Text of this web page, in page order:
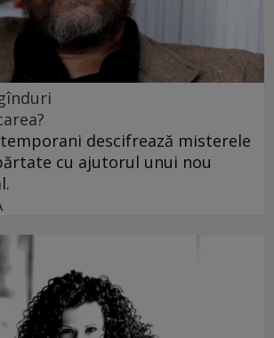
descifrează misterele
cu ajutorul unui nou